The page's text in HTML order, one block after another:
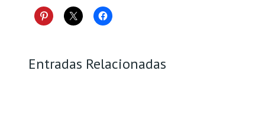
Entradas Relacionadas